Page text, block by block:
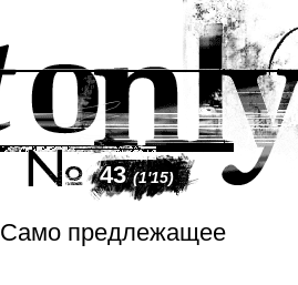
43(1'15)
Само предлежащее